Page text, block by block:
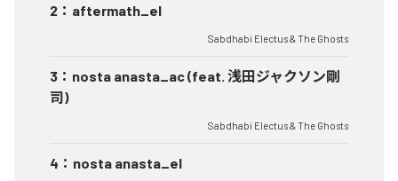
2 ： aftermath_el
Sabdhabi Electus & The Ghosts
3 ： nosta anasta_ac (feat. 浅田ジャクソン剛
司)
Sabdhabi Electus & The Ghosts
4 ： nosta anasta_el